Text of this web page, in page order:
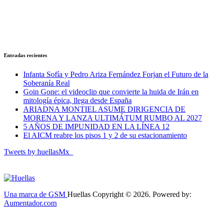
Entradas recientes
Infanta Sofía y Pedro Ariza Fernández Forjan el Futuro de la
Soberanía Real
Goin Gone: el videoclip que convierte la huida de Irán en
mitología épica, llega desde España
ARIADNA MONTIEL ASUME DIRIGENCIA DE
MORENA Y LANZA ULTIMÁTUM RUMBO AL 2027
5 AÑOS DE IMPUNIDAD EN LA LÍNEA 12
El AICM reabre los pisos 1 y 2 de su estacionamiento
Tweets by huellasMx_
Una marca de GSM Huellas Copyright © 2026. Powered by:
Aumentador.com